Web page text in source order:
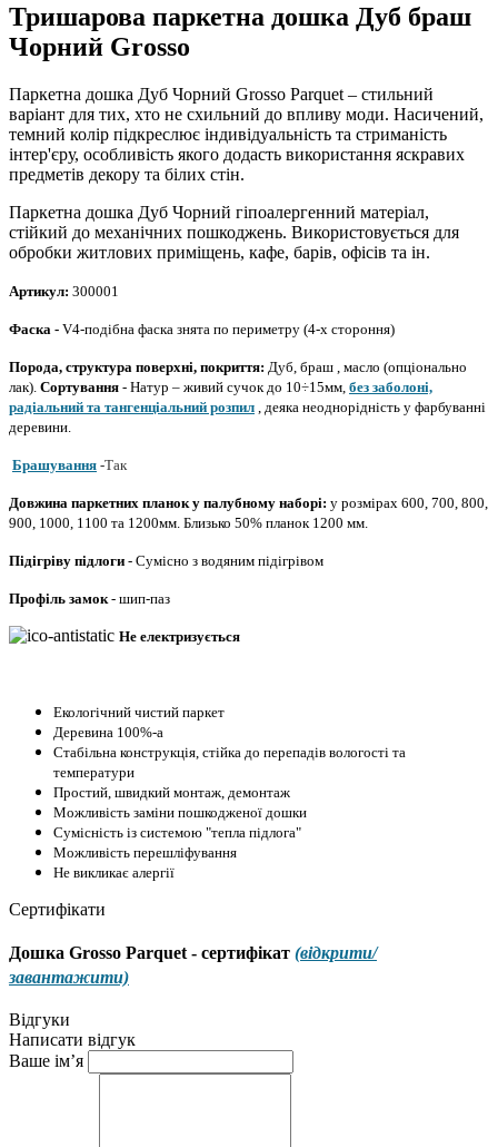
Тришарова паркетна дошка Дуб браш
Чорний Grosso
Паркетна дошка Дуб Чорний Grosso Parquet – стильний
варіант для тих, хто не схильний до впливу моди. Насичений,
темний колір підкреслює індивідуальність та стриманість
інтер'єру, особливість якого додасть використання яскравих
предметів декору та білих стін.
Паркетна дошка Дуб Чорний гіпоалергенний матеріал,
стійкий до механічних пошкоджень. Використовується для
обробки житлових приміщень, кафе, барів, офісів та ін.
Артикул: 300001
Фаска - V4-подібна фаска знята по периметру (4-х стороння)
Порода, структура поверхні, покриття: Дуб, браш масло (опціонально
лак). Сортування - Натур – живий сучок до 10÷15мм, без заболоні,
радіальний та тангенціальний розпил , деяка неоднорідність у фарбуванні
деревини.
Брашування -Так
Довжина паркетних планок у палубному наборі: у розмірах 600, 700, 800,
900, 1000, 1100 та 1200мм. Близько 50% планок 1200 мм.
Підігріву підлоги - Сумісно з водяним підігрівом
Профіль замок - шип-паз
Не електризується
Екологічний чистий паркет
Деревина 100%-а
Стабільна конструкція, стійка до перепадів вологості та
температури
Простий, швидкий монтаж, демонтаж
Можливість заміни пошкодженої дошки
Сумісність із системою "тепла підлога"
Можливість перешліфування
Не викликає алергії
Сертифікати
Дошка Grosso Parquet - сертифікат (відкрити/
завантажити)
Відгуки
Написати відгук
Ваше ім’я